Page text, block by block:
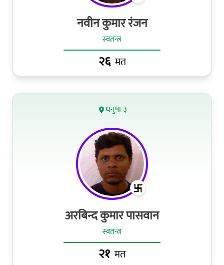
नवीन कुमार रंजन
स्वतन्त्र
२६ मत
धनुषा-३
अरबिन्द कुमार पासवान
स्वतन्त्र
२१ मत